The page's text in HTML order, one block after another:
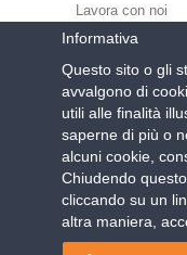
Lavora con noi
Termini di utilizzo
Newsletter
Geoplast S.p.A.| Via
ITALY - Tel+39
Reg. Impr. PD. n.
03285310284 | Cap. Soc.
Informativa
Questo sito o gli
avvalgono di
utili alle finalità
saperne di più o
alcuni cookie,
Chiudendo
cliccando su un
altra maniera,